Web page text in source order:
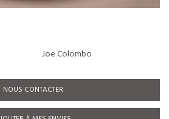
Joe Colombo
NOUS CONTACTER